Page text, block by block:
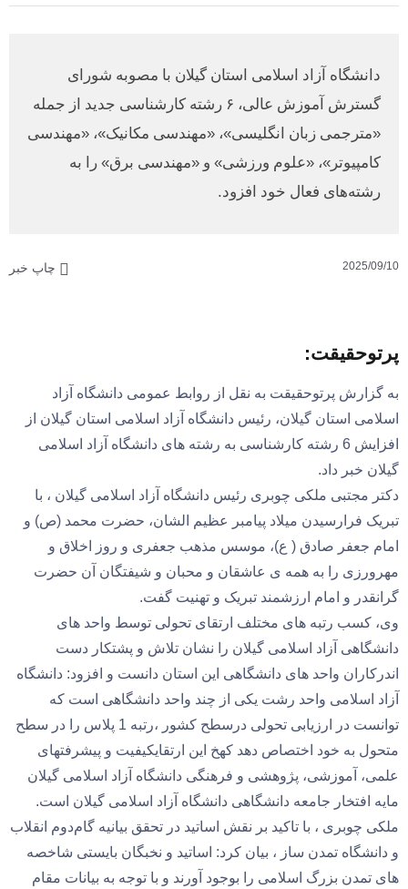
دانشگاه آزاد اسلامی استان گیلان با مصوبه شورای
گسترش آموزش عالی، ۶ رشته کارشناسی جدید از جمله
«مترجمی زبان انگلیسی»، «مهندسی مکانیک»، «مهندسی
کامپیوتر»، «علوم ورزشی» و «مهندسی برق» را به
رشته‌های فعال خود افزود.
2025/09/10 چاپ خبر
پرتوحقیقت:
به گزارش پرتوحقیقت به نقل از روابط عمومی دانشگاه آزاد
اسلامی استان گیلان، رئیس دانشگاه آزاد اسلامی استان گیلان از
افزایش 6 رشته کارشناسی به رشته های دانشگاه آزاد اسلامی
گیلان خبر داد.
دکتر مجتبی ملکی چوبری رئیس دانشگاه آزاد اسلامی گیلان ، با
تبریک فرارسیدن میلاد پیامبر عظیم الشان، حضرت محمد (ص) و
امام جعفر صادق ( ع)، موسس مذهب جعفری و روز اخلاق و
مهرورزی را به همه ی عاشقان و محبان و شیفتگان آن حضرت
گرانقدر و امام ارزشمند تبریک و تهنیت گفت.
وی، کسب رتبه های مختلف ارتقای تحولی توسط واحد های
دانشگاهی آزاد اسلامی گیلان را نشان تلاش و پشتکار دست
اندرکاران واحد های دانشگاهی این استان دانست و افزود: دانشگاه
آزاد اسلامی واحد رشت یکی از چند واحد دانشگاهی است که
توانست در ارزیابی تحولی درسطح کشور ،رتبه 1 پلاس را در سطح
متحول به خود اختصاص دهد کهخ این ارتقایکیفیت و پیشرفتهای
علمی، آموزشی، پژوهشی و فرهنگی دانشگاه آزاد اسلامی گیلان
مایه افتخار جامعه دانشگاهی دانشگاه آزاد اسلامی گیلان است.
ملکی چوبری ، با تاکید بر نقش اساتید در تحقق بیانیه گام‌دوم انقلاب
و دانشگاه تمدن ساز ، بیان کرد: اساتید و نخبگان بایستی شاخصه
های تمدن بزرگ اسلامی را بوجود آورند و با توجه به بیانات مقام